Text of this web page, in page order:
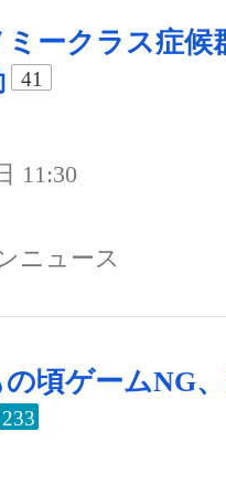
ミークラス症候
41
11:30
ニュース
頃ゲームNG
233